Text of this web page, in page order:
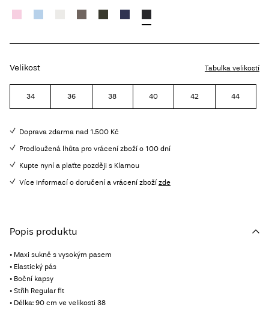
Velikost Tabulka velikostí
34 36 38 40 42 44
Doprava zdarma nad 1.500 Kč
Prodloužená lhůta pro vrácení zboží o 100 dní
Kupte nyní a plaťte později s Klarnou
Více informací o doručení a vrácení zboží zde
Popis produktu
• Maxi sukně s vysokým pasem
• Elastický pás
• Boční kapsy
• Střih Regular fit
• Délka: 90 cm ve velikosti 38